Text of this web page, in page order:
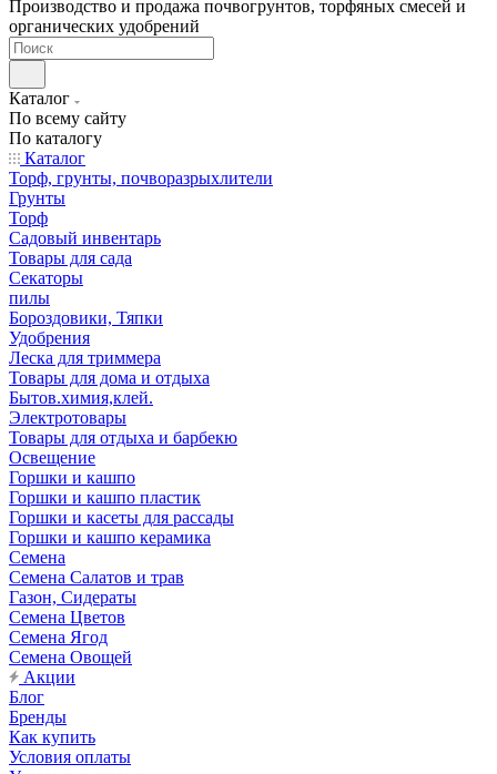
Производство и продажа почвогрунтов, торфяных смесей и
органических удобрений
Каталог
По всему сайту
По каталогу
Каталог
Торф, грунты, почворазрыхлители
Грунты
Торф
Садовый инвентарь
Товары для сада
Секаторы
пилы
Бороздовики, Тяпки
Удобрения
Леска для триммера
Товары для дома и отдыха
Бытов.химия,клей.
Электротовары
Товары для отдыха и барбекю
Освещение
Горшки и кашпо
Горшки и кашпо пластик
Горшки и касеты для рассады
Горшки и кашпо керамика
Семена
Семена Салатов и трав
Газон, Сидераты
Семена Цветов
Семена Ягод
Семена Овощей
Акции
Блог
Бренды
Как купить
Условия оплаты